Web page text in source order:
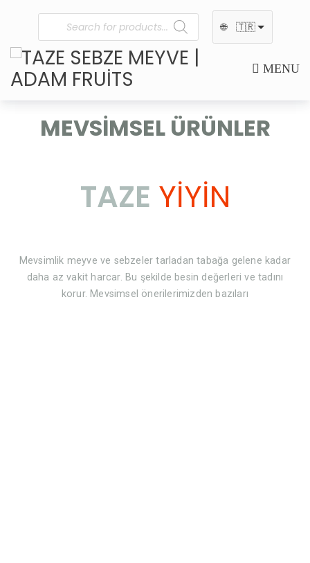
MENU
🌐 🇹🇷
MEVSIMSEL ÜRÜNLER
TAZE YIYIN
Mevsimlik meyve ve sebzeler tarladan tabağa gelene kadar
daha az vakit harcar. Bu şekilde besin değerleri ve tadını
korur. Mevsimsel önerilerimizden bazıları